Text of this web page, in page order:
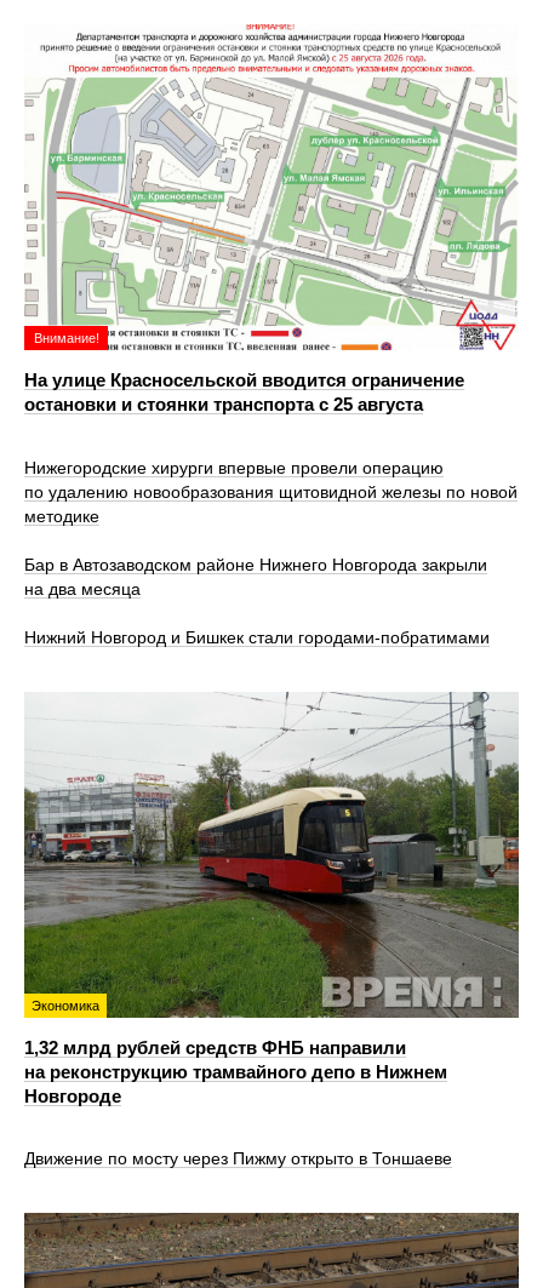
Внимание!
На улице Красносельской вводится ограничение
остановки и стоянки транспорта с 25 августа
Нижегородские хирурги впервые провели операцию
по удалению новообразования щитовидной железы по новой
методике
Бар в Автозаводском районе Нижнего Новгорода закрыли
на два месяца
Нижний Новгород и Бишкек стали городами-побратимами
Экономика
1,32 млрд рублей средств ФНБ направили
на реконструкцию трамвайного депо в Нижнем
Новгороде
Движение по мосту через Пижму открыто в Тоншаеве